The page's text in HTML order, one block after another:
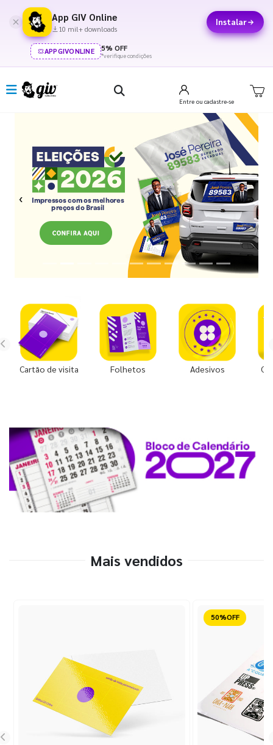
App GIV Online
10 mil+ downloads
Instalar
APPGIVONLINE 5% OFF
*verifique condições
Entre ou cadastre-se
Previous Next
Cartão de visita Folhetos Adesivos
Mais vendidos
Reduzido